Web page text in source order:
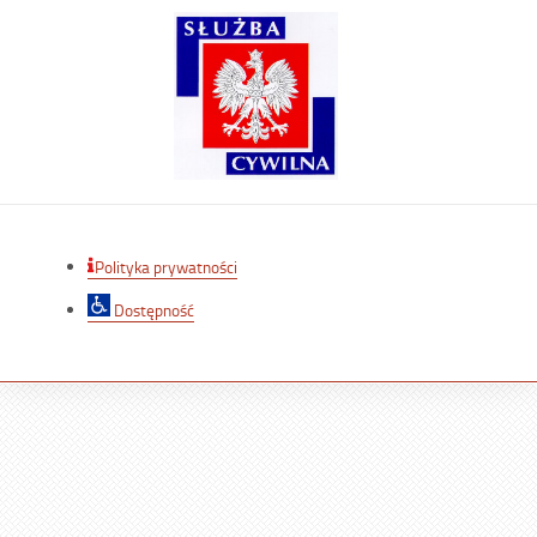
Polityka prywatności
Dostępność